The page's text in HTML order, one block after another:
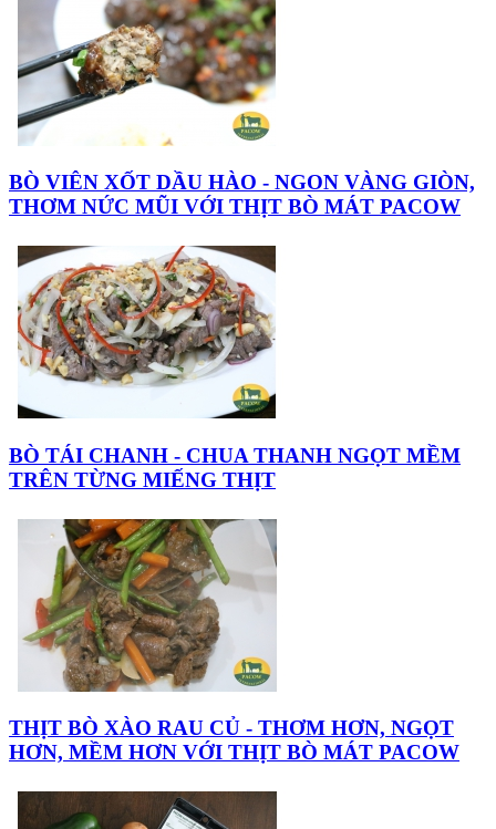
BÒ VIÊN XỐT DẦU HÀO - NGON VÀNG GIÒN,
THƠM NỨC MŨI VỚI THỊT BÒ MÁT PACOW
BÒ TÁI CHANH - CHUA THANH NGỌT MỀM
TRÊN TỪNG MIẾNG THỊT
THỊT BÒ XÀO RAU CỦ - THƠM HƠN, NGỌT
HƠN, MỀM HƠN VỚI THỊT BÒ MÁT PACOW